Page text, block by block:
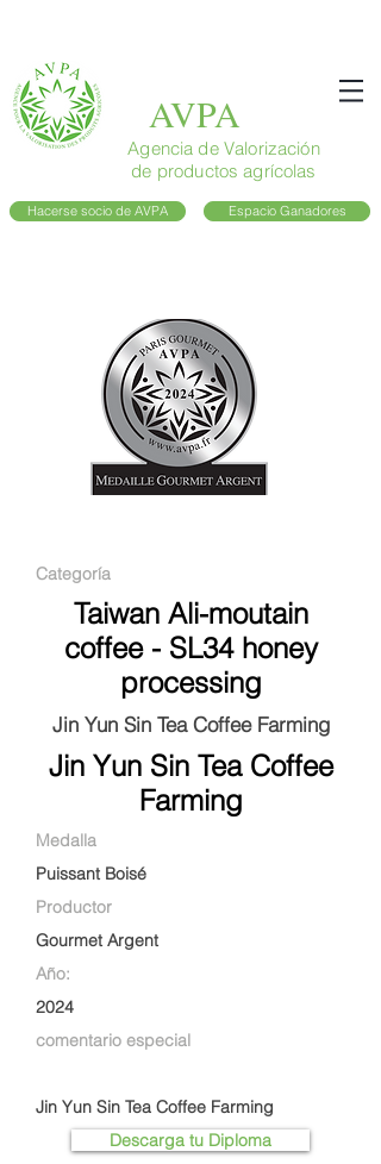
AVPA
Agencia de Valorización
de productos agrícolas
Hacerse socio de AVPA Espacio Ganadores
Categoría
Taiwan Ali-moutain
coffee - SL34 honey
processing
Jin Yun Sin Tea Coffee Farming
Jin Yun Sin Tea Coffee
Farming
Medalla
Puissant Boisé
Productor
Gourmet Argent
Año:
2024
comentario especial
Jin Yun Sin Tea Coffee Farming
Descarga tu Diploma